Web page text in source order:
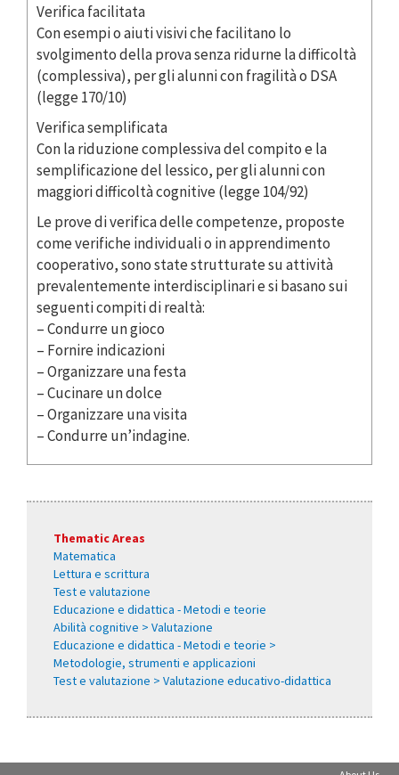
Verifica facilitata
Con esempi o aiuti visivi che facilitano lo
svolgimento della prova senza ridurne la difficoltà
(complessiva), per gli alunni con fragilità o DSA
(legge 170/10)
Verifica semplificata
Con la riduzione complessiva del compito e la
semplificazione del lessico, per gli alunni con
maggiori difficoltà cognitive (legge 104/92)
Le prove di verifica delle competenze, proposte
come verifiche individuali o in apprendimento
cooperativo, sono state strutturate su attività
prevalentemente interdisciplinari e si basano sui
seguenti compiti di realtà:
– Condurre un gioco
– Fornire indicazioni
– Organizzare una festa
– Cucinare un dolce
– Organizzare una visita
– Condurre un’indagine.
Thematic Areas
Matematica
Lettura e scrittura
Test e valutazione
Educazione e didattica - Metodi e teorie
Abilità cognitive > Valutazione
Educazione e didattica - Metodi e teorie >
Metodologie, strumenti e applicazioni
Test e valutazione > Valutazione educativo-didattica